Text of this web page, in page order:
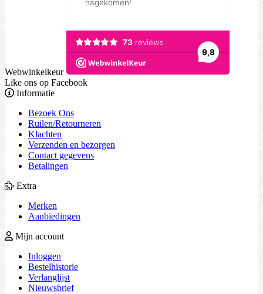
Webwinkelkeur
Like ons op Facebook
Informatie
Bezoek Ons
Ruilen/Retourneren
Klachten
Verzenden en bezorgen
Contact gegevens
Betalingen
Extra
Merken
Aanbiedingen
Mijn account
Inloggen
Bestelhistorie
Verlanglijst
Nieuwsbrief